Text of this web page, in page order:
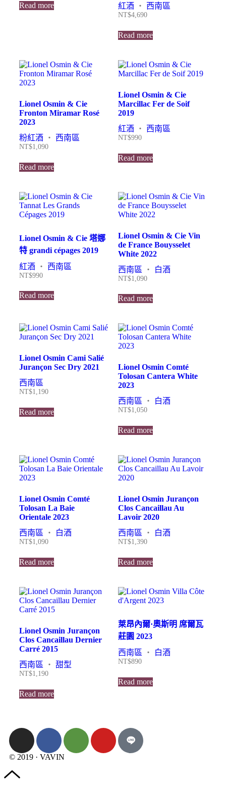
Read more
紅酒 ・ 西南區
NT$4,690
Read more
Lionel Osmin & Cie
Fronton Miramar Rosé
2023
粉紅酒 ・ 西南區
NT$1,090
Read more
Lionel Osmin & Cie
Marcillac Fer de Soif
2019
紅酒 ・ 西南區
NT$990
Read more
Lionel Osmin & Cie 塔娜
特 grandi cépages 2019
紅酒 ・ 西南區
NT$990
Read more
Lionel Osmin & Cie Vin
de France Bouysselet
White 2022
西南區
・ 白酒
NT$1,090
Read more
Lionel Osmin Cami Salié
Jurançon Sec Dry 2021
西南區
NT$1,190
Read more
Lionel Osmin Comté
Tolosan Cantera White
2023
西南區 ・ 白酒
NT$1,050
Read more
Lionel Osmin Comté
Tolosan La Baie
Orientale 2023
西南區
・ 白酒
NT$1,090
Read more
Lionel Osmin Jurançon
Clos Cancaillau Au
Lavoir 2020
西南區
・ 白酒
NT$1,390
Read more
Lionel Osmin Jurançon
Clos Cancaillau Dernier
Carré 2015
西南區
・ 甜型
NT$1,190
Read more
萊昂內爾·奧斯明 席爾瓦
莊園 2023
西南區
・ 白酒
NT$890
Read more
© 2019 · VAVIN